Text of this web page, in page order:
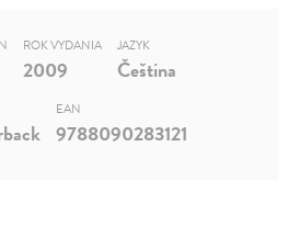
ROK VYDANIA
2009
JAZYK
Čeština
EAN
9788090283121